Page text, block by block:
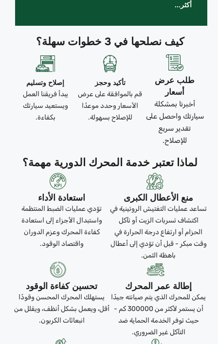
كيف نصلحها في 3 خطوات سهلة؟
طلب عرض
أسعار
أخبرنا بمشكلة
سيارتك واحصل على
تقدير سريع
للإصلاح.
تأكيد وحجز
قم بالموافقة على عرض
الأسعار وحدد موعدًا
للإصلاح بسهولة.
إصلاح وتسليم
يبدأ فريقنا العمل
ويستعيد سيارتك
بكفاءة.
لماذا تعتبر خدمة المحرك الدورية مهمة؟
منع الأعطال الكبرى
تساعد عمليات التفتيش الروتينية في
اكتشاف تسربات الزيت أو تآكل
الحزام أو ارتفاع درجة الحرارة في
وقت مبكر - قبل أن تؤدي إلى أعطال
باهظة الثمن.
استعادة الأداء
تؤدي عمليات الضبط المنتظمة
واستبدال الأجزاء إلى استعادة
كفاءة المحرك وعزم الدوران
واقتصاد الوقود.
إطالة عمر المحرك
يمكن للمحرك الذي يتم صيانته جيدًا
أن يستمر لأكثر من 300000 كم -
حيث توفر الخدمة الحماية ضد
التآكل غير الضروري.
تحسين كفاءة الوقود
يستهلك المحرك المحسن وقودًا
أقل، ويعمل بشكل أنظف، ويقلل من
انبعاثات الكربون.
أكثر...